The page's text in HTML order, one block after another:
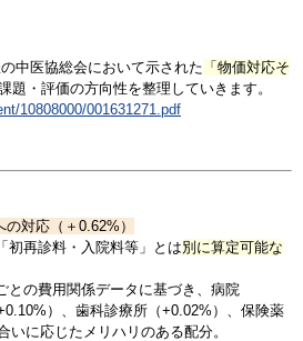
中医協総会において示された 「物価対応そ
題・評価の方向性を整理していきます。
10808000/001631271.pdf
対応（＋0.62%）
初再診料・入院料等」とは別に算定可能な
との費用関係データに基づき、病院
）、歯科診療所（+0.02%）、保険薬
いに応じたメリハリのある配分。